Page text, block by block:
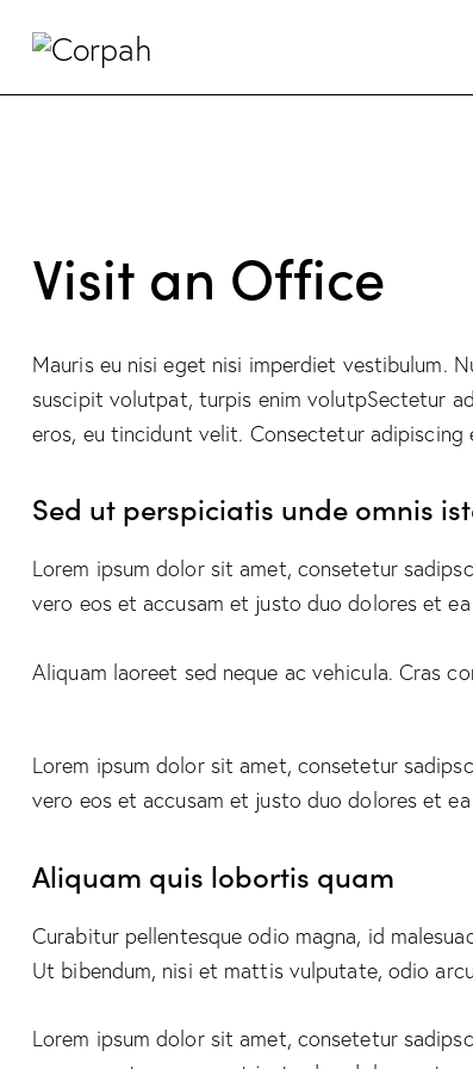
Visit an Office
Mauris eu nisi eget nisi imperdiet vestibulum.
suscipit volutpat, turpis enim volutpSectetur
eros, eu tincidunt velit. Consectetur adipiscing
Sed ut perspiciatis unde omnis
Lorem ipsum dolor sit amet, consetetur
vero eos et accusam et justo duo dolores et
Aliquam laoreet sed neque ac vehicula. Cras
Lorem ipsum dolor sit amet, consetetur
vero eos et accusam et justo duo dolores et
Aliquam quis lobortis quam
Curabitur pellentesque odio magna, id
Ut bibendum, nisi et mattis vulputate, odio
Lorem ipsum dolor sit amet, consetetur